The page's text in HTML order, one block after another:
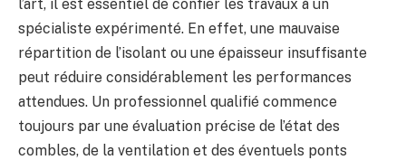
l’art, il est essentiel de confier les travaux à un
spécialiste expérimenté. En effet, une mauvaise
répartition de l’isolant ou une épaisseur insuffisante
peut réduire considérablement les performances
attendues. Un professionnel qualifié commence
toujours par une évaluation précise de l’état des
combles, de la ventilation et des éventuels ponts